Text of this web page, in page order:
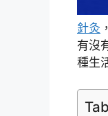
針灸
有沒
種生